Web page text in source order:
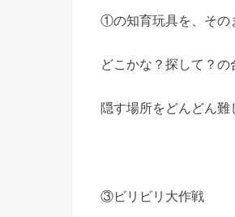
①の知育玩具を、その
どこかな？探して？の
隠す場所をどんどん難
③ビリビリ大作戦